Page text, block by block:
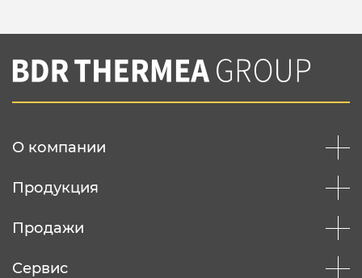
О компании
Продукция
Продажи
Сервис